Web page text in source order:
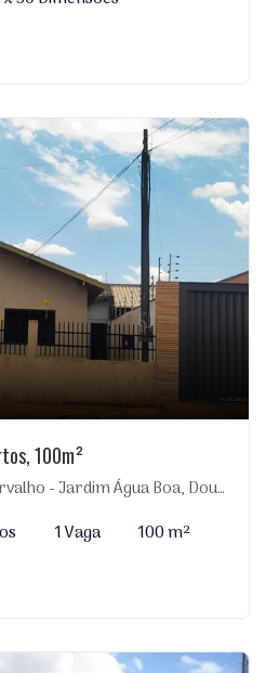
100m²
- Jardim Água Boa, Dourados-MS
1 Vaga
100 m²